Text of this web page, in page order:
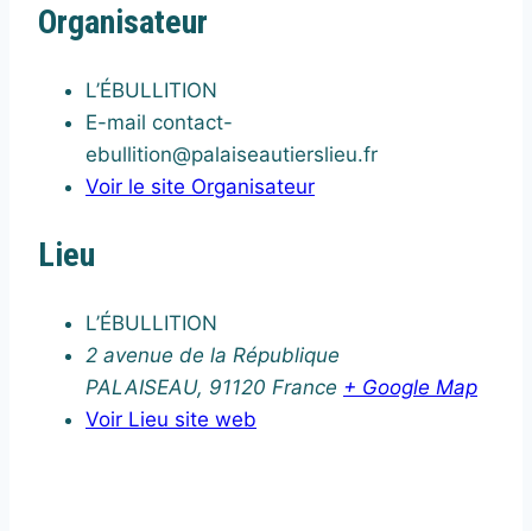
Organisateur
L’ÉBULLITION
E-mail contact-
ebullition@palaiseautierslieu.fr
Voir le site Organisateur
Lieu
L’ÉBULLITION
2 avenue de la République
PALAISEAU, 91120 France + Google Map
Voir Lieu site web